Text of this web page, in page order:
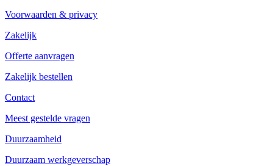
Voorwaarden & privacy
Zakelijk
Offerte aanvragen
Zakelijk bestellen
Contact
Meest gestelde vragen
Duurzaamheid
Duurzaam werkgeverschap